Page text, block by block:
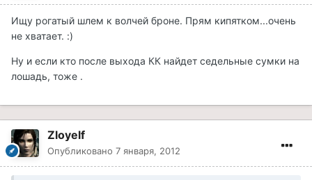
Ищу рогатый шлем к волчей броне. Прям кипятком...очень
не хватает. :)
Ну и если кто после выхода КК найдет седельные сумки на
лошадь, тоже .
Zloyelf
Опубликовано 7 января, 2012